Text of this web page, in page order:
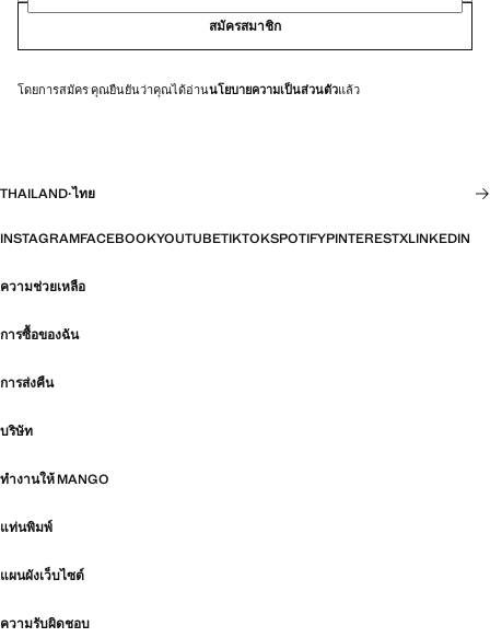
สมัครสมาชิก
โดยการสมัคร คุณยืนยันว่าคุณได้อ่านนโยบายความเป็นส่วนตัวแล้ว
THAILAND·ไทย
INSTAGRAMFACEBOOKYOUTUBETIKTOKSPOTIFYPINTERESTXLINKEDIN
ความช่วยเหลือ
การซื้อของฉัน
การส่งคืน
บริษัท
ทำงานให้ MANGO
แท่นพิมพ์
แผนผังเว็บไซต์
ความรับผิดชอบ